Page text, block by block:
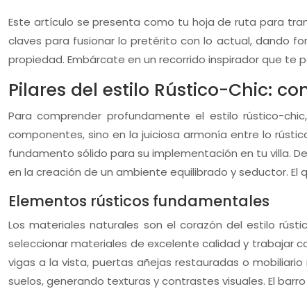
Este artículo se presenta como tu hoja de ruta para
claves para fusionar lo pretérito con lo actual, dando
propiedad. Embárcate en un recorrido inspirador que te
Pilares del estilo Rústico-Chic:
Para comprender profundamente el estilo rústico-
componentes, sino en la juiciosa armonía entre lo
fundamento sólido para su implementación en tu villa.
en la creación de un ambiente equilibrado y seductor.
Elementos rústicos fundamentales
Los materiales naturales son el corazón del estilo
seleccionar materiales de excelente calidad y trabajar
vigas a la vista, puertas añejas restauradas o
suelos, generando texturas y contrastes visuales. El